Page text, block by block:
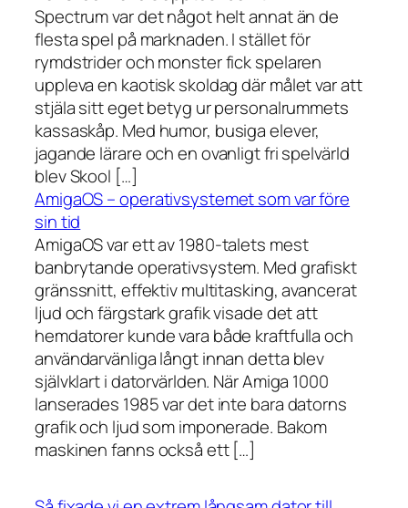
Spectrum var det något helt annat än de
flesta spel på marknaden. I stället för
rymdstrider och monster fick spelaren
uppleva en kaotisk skoldag där målet var att
stjäla sitt eget betyg ur personalrummets
kassaskåp. Med humor, busiga elever,
jagande lärare och en ovanligt fri spelvärld
blev Skool […]
AmigaOS – operativsystemet som var före
sin tid
AmigaOS var ett av 1980-talets mest
banbrytande operativsystem. Med grafiskt
gränssnitt, effektiv multitasking, avancerat
ljud och färgstark grafik visade det att
hemdatorer kunde vara både kraftfulla och
användarvänliga långt innan detta blev
självklart i datorvärlden. När Amiga 1000
lanserades 1985 var det inte bara datorns
grafik och ljud som imponerade. Bakom
maskinen fanns också ett […]